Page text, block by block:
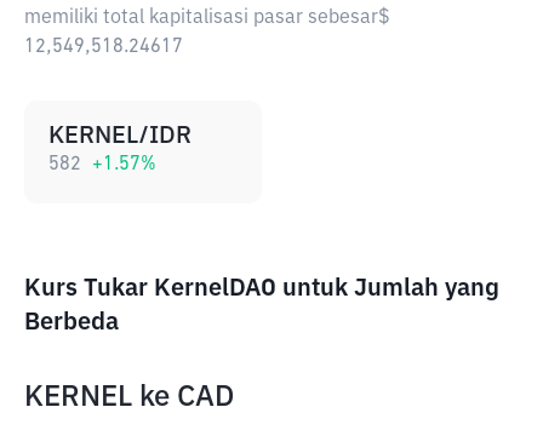
memiliki total kapitalisasi pasar sebesar$
12,549,518.24617
KERNEL/IDR
582 +1.57%
Kurs Tukar KernelDAO untuk Jumlah yang
Berbeda
KERNEL ke CAD